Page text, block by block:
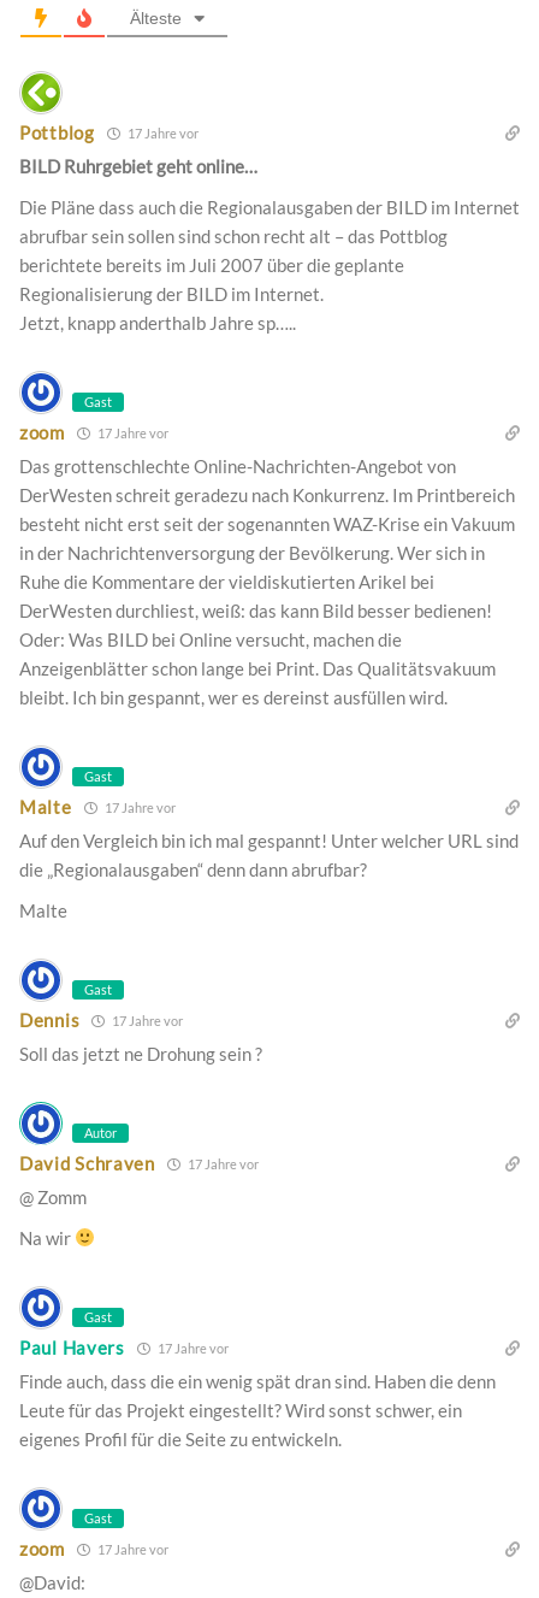
Älteste
Pottblog 17 Jahre vor
BILD Ruhrgebiet geht online…
Die Pläne dass auch die Regionalausgaben der BILD im Internet
abrufbar sein sollen sind schon recht alt – das Pottblog
berichtete bereits im Juli 2007 über die geplante
Regionalisierung der BILD im Internet.
Jetzt, knapp anderthalb Jahre sp…..
Gast
zoom 17 Jahre vor
Das grottenschlechte Online-Nachrichten-Angebot von
DerWesten schreit geradezu nach Konkurrenz. Im Printbereich
besteht nicht erst seit der sogenannten WAZ-Krise ein Vakuum
in der Nachrichtenversorgung der Bevölkerung. Wer sich in
Ruhe die Kommentare der vieldiskutierten Arikel bei
DerWesten durchliest, weiß: das kann Bild besser bedienen!
Oder: Was BILD bei Online versucht, machen die
Anzeigenblätter schon lange bei Print. Das Qualitätsvakuum
bleibt. Ich bin gespannt, wer es dereinst ausfüllen wird.
Gast
Malte 17 Jahre vor
Auf den Vergleich bin ich mal gespannt! Unter welcher URL sind
die „Regionalausgaben“ denn dann abrufbar?
Malte
Gast
Dennis 17 Jahre vor
Soll das jetzt ne Drohung sein ?
Autor
David Schraven 17 Jahre vor
@ Zomm
Na wir
Gast
Paul Havers 17 Jahre vor
Finde auch, dass die ein wenig spät dran sind. Haben die denn
Leute für das Projekt eingestellt? Wird sonst schwer, ein
eigenes Profil für die Seite zu entwickeln.
Gast
zoom 17 Jahre vor
@David: